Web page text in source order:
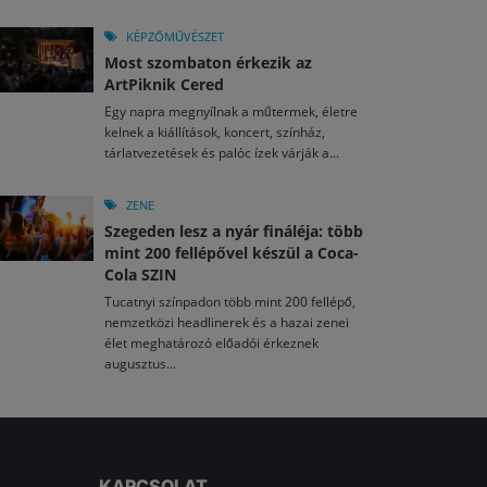
KÉPZŐMŰVÉSZET
Most szombaton érkezik az
ArtPiknik Cered
Egy napra megnyílnak a műtermek, életre
kelnek a kiállítások, koncert, színház,
tárlatvezetések és palóc ízek várják a...
ZENE
Szegeden lesz a nyár fináléja: több
mint 200 fellépővel készül a Coca-
Cola SZIN
Tucatnyi színpadon több mint 200 fellépő,
nemzetközi headlinerek és a hazai zenei
élet meghatározó előadói érkeznek
augusztus...